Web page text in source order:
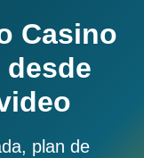
Casino
desde
plan de